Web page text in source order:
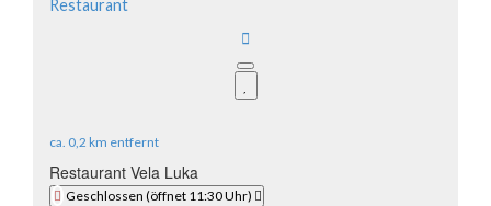
Restaurant
ca. 0,2 km entfernt
Restaurant Vela Luka
Geschlossen (öffnet 11:30 Uhr)